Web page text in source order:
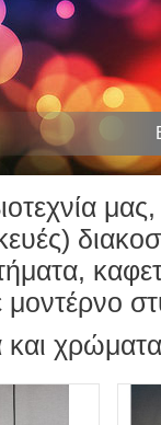
μοντέρνο
και